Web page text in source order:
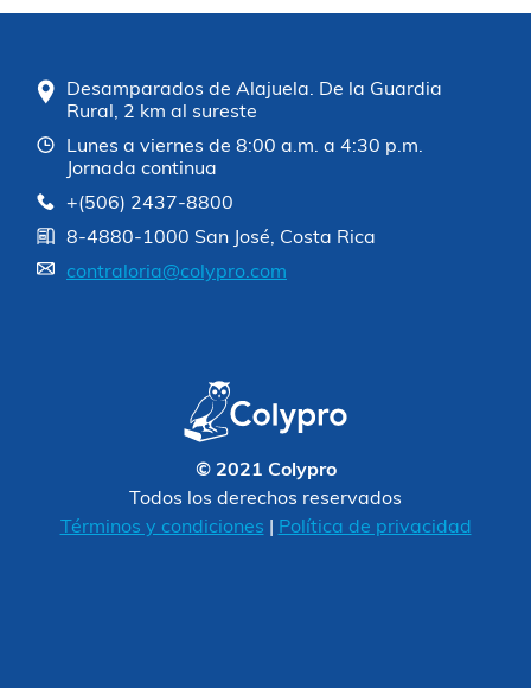
Desamparados de Alajuela. De la Guardia
Rural, 2 km al sureste
Lunes a viernes de 8:00 a.m. a 4:30 p.m.
Jornada continua
+(506) 2437-8800
8-4880-1000 San José, Costa Rica
contraloria@colypro.com
© 2021 Colypro
Todos los derechos reservados
Términos y condiciones
Política de privacidad